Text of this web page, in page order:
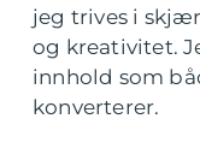
jeg trives i
og kreativitet.
innhold som
konverterer.